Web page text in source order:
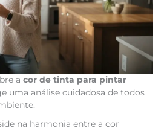
a cor de tinta para pintar
uma análise cuidadosa de todos
na harmonia entre a cor